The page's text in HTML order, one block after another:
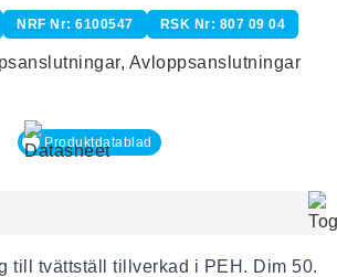
NRF Nr: 6100547 RSK Nr: 807 09 04
, Avloppsanslutningar
Produktdatablad
till tvättställ tillverkad i PEH. Dim 50.